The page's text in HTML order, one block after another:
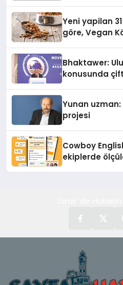
Yeni yapilan
göre, Vegan
Bhaktawer:
konusunda
Yunan uzman:
projesi
Cowboy
ekiplerde